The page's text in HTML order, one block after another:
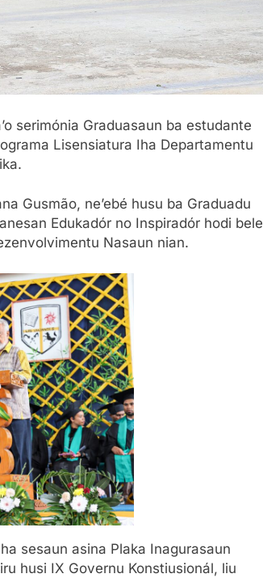
serimónia Graduasaun ba estudante
Lisensiatura Iha Departamentu
Gusmão, ne’ebé husu ba Graduadu
Edukadór no Inspiradór hodi bele
Nasaun nian.
sesaun asina Plaka Inagurasaun
husi IX Governu Konstiusionál, liu